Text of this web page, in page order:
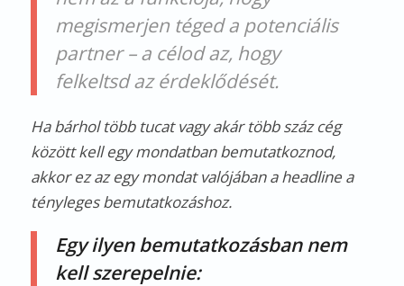
megismerjen téged a potenciális
partner – a célod az, hogy
felkeltsd az érdeklődését.
Ha bárhol több tucat vagy akár több száz cég
között kell egy mondatban bemutatkoznod,
akkor ez az egy mondat valójában a headline a
tényleges bemutatkozáshoz.
Egy ilyen bemutatkozásban nem
kell szerepelnie: